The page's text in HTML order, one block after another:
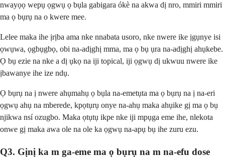
nwayọọ wepụ ọgwụ ọ bụla gabigara ókè na akwa dị nro, mmiri mmiri
ma ọ bụrụ na o kwere mee.
Lelee maka ihe ịrịba ama nke nnabata usoro, nke nwere ike ịgụnye isi
ọwụwa, ọgbụgbọ, obi na-adịghị mma, ma ọ bụ ụra na-adịghị ahụkebe.
Ọ bụ ezie na nke a dị ụkọ na iji topical, iji ọgwụ dị ukwuu nwere ike
ịbawanye ihe ize ndụ.
Ọ bụrụ na ị nwere ahụmahụ ọ bụla na-emetụta ma ọ bụrụ na ị na-eri
ọgwụ ahụ na mberede, kpọtụrụ onye na-ahụ maka ahụike gị ma ọ bụ
njikwa nsí ozugbo. Maka ọtụtụ ikpe nke iji mpụga eme ihe, nlekota
onwe gị maka awa ole na ole ka ọgwụ na-apụ bụ ihe zuru ezu.
Q3. Gịnị ka m ga-eme ma ọ bụrụ na m na-efu dose